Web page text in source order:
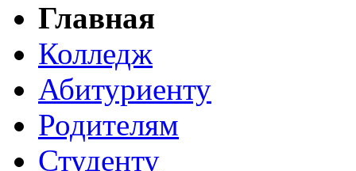
Главная
Колледж
Абитуриенту
Родителям
Студенту